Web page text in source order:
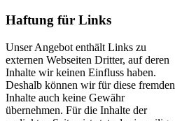
Haftung für Links
Unser Angebot enthält Links zu
externen Webseiten Dritter, auf deren
Inhalte wir keinen Einfluss haben.
Deshalb können wir für diese fremden
Inhalte auch keine Gewähr
übernehmen. Für die Inhalte der